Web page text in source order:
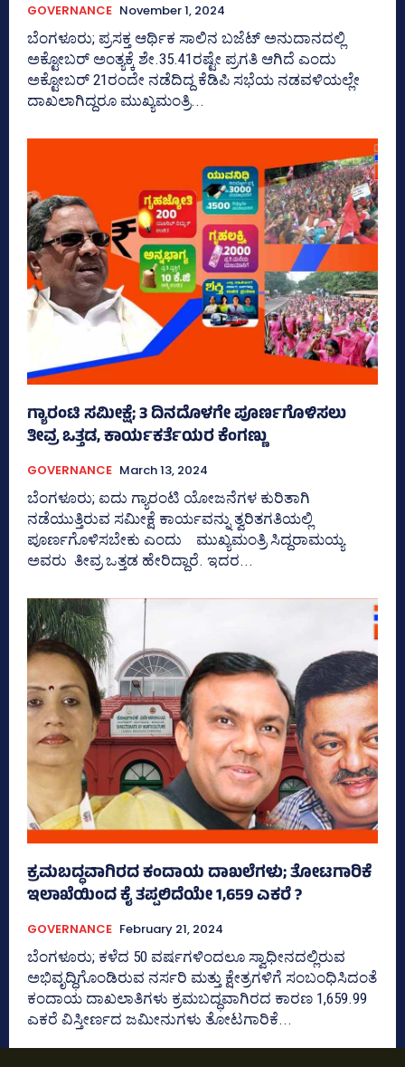
GOVERNANCE November 1, 2024
ಬೆಂಗಳೂರು; ಪ್ರಸಕ್ತ ಆರ್ಥಿಕ ಸಾಲಿನ ಬಜೆಟ್‌ ಅನುದಾನದಲ್ಲಿ
ಅಕ್ಟೋಬರ್‌ ಅಂತ್ಯಕ್ಕೆ ಶೇ.35.41ರಷ್ಟೇ ಪ್ರಗತಿ ಆಗಿದೆ ಎಂದು
ಅಕ್ಟೋಬರ್‌ 21ರಂದೇ ನಡೆದಿದ್ದ ಕೆಡಿಪಿ ಸಭೆಯ ನಡವಳಿಯಲ್ಲೇ
ದಾಖಲಾಗಿದ್ದರೂ ಮುಖ್ಯಮಂತ್ರಿ...
ಗ್ಯಾರಂಟಿ ಸಮೀಕ್ಷೆ; 3 ದಿನದೊಳಗೇ ಪೂರ್ಣಗೊಳಿಸಲು
ತೀವ್ರ ಒತ್ತಡ, ಕಾರ್ಯಕರ್ತೆಯರ ಕೆಂಗಣ್ಣು
GOVERNANCE March 13, 2024
ಬೆಂಗಳೂರು; ಐದು ಗ್ಯಾರಂಟಿ ಯೋಜನೆಗಳ ಕುರಿತಾಗಿ
ನಡೆಯುತ್ತಿರುವ ಸಮೀಕ್ಷೆ ಕಾರ್ಯವನ್ನು ತ್ವರಿತಗತಿಯಲ್ಲಿ
ಪೂರ್ಣಗೊಳಿಸಬೇಕು ಎಂದು ಮುಖ್ಯಮಂತ್ರಿ ಸಿದ್ದರಾಮಯ್ಯ
ಅವರು ತೀವ್ರ ಒತ್ತಡ ಹೇರಿದ್ದಾರೆ. ಇದರ...
ಕ್ರಮಬದ್ಧವಾಗಿರದ ಕಂದಾಯ ದಾಖಲೆಗಳು; ತೋಟಗಾರಿಕೆ
ಇಲಾಖೆಯಿಂದ ಕೈ ತಪ್ಪಲಿದೆಯೇ 1,659 ಎಕರೆ ?
GOVERNANCE February 21, 2024
ಬೆಂಗಳೂರು; ಕಳೆದ 50 ವರ್ಷಗಳಿಂದಲೂ ಸ್ವಾಧೀನದಲ್ಲಿರುವ
ಅಭಿವೃದ್ಧಿಗೊಂಡಿರುವ ನರ್ಸರಿ ಮತ್ತು ಕ್ಷೇತ್ರಗಳಿಗೆ ಸಂಬಂಧಿಸಿದಂತೆ
ಕಂದಾಯ ದಾಖಲಾತಿಗಳು ಕ್ರಮಬದ್ಧವಾಗಿರದ ಕಾರಣ 1,659.99
ಎಕರೆ ವಿಸ್ತೀರ್ಣದ ಜಮೀನುಗಳು ತೋಟಗಾರಿಕೆ...